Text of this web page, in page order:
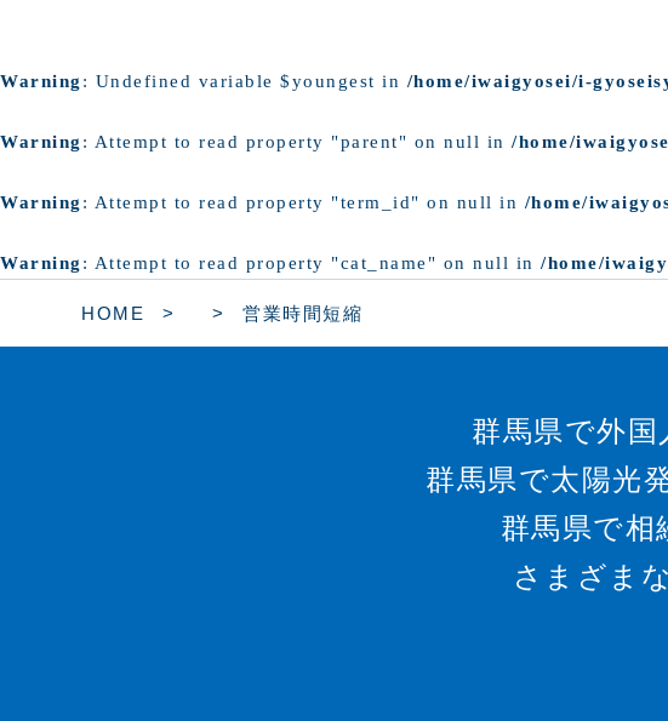
Warning : Undefined variable $youngest in /home/iwaigyosei/i-
Warning : Attempt to read property "parent" on null in /home/
Warning : Attempt to read property "term_id" on null in /home/
Warning : Attempt to read property "cat_name" on null in /home/
HOME 営業時間短縮
群馬県で外国
群馬県で太陽光
群馬県で相
さまざま